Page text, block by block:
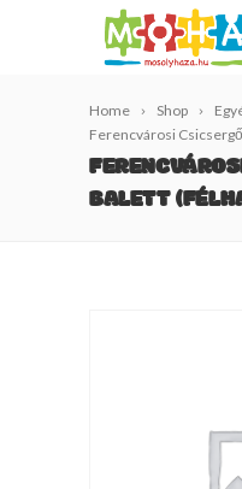
Home Shop
Ferencvárosi
BALETT